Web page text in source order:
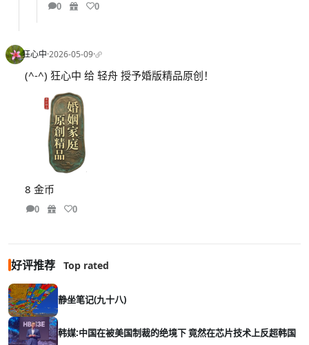
0 0
狂心中·2026-05-09·
(^-^) 狂心中 给 轻舟 授予婚版精品原创！
8 金币
0 0
好评推荐 Top rated
静坐笔记(九十八)
韩媒:中国在被美国制裁的绝境下 竟然在芯片技术上反超韩国